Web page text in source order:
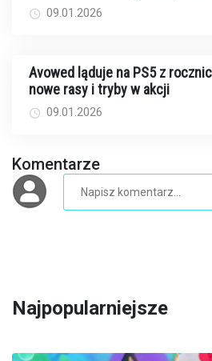
09.01.2026
Avowed ląduje na PS5 z
nowe rasy i tryby w akcji
09.01.2026
Komentarze
Najpopularniejsze